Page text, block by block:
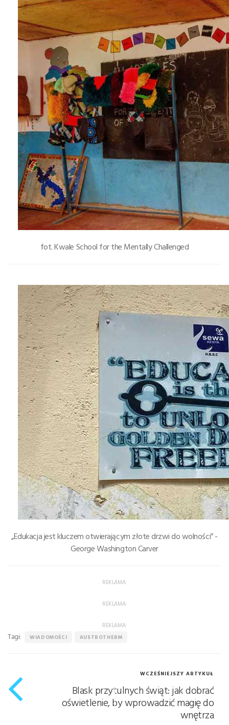
fot. Kwale School for the Mentally Challenged
„Edukacja jest kluczem otwierającym złote drzwi do wolności” -
George Washington Carver
REKLAMA:
REKLAMA:
REKLAMA:
Tagi: WIADOMOŚCI AUSTROTHERM
WCZEŚNIEJSZY ARTYKUŁ
Blask przytulnych świąt: jak dobrać
oświetlenie, by wprowadzić magię do
wnętrza